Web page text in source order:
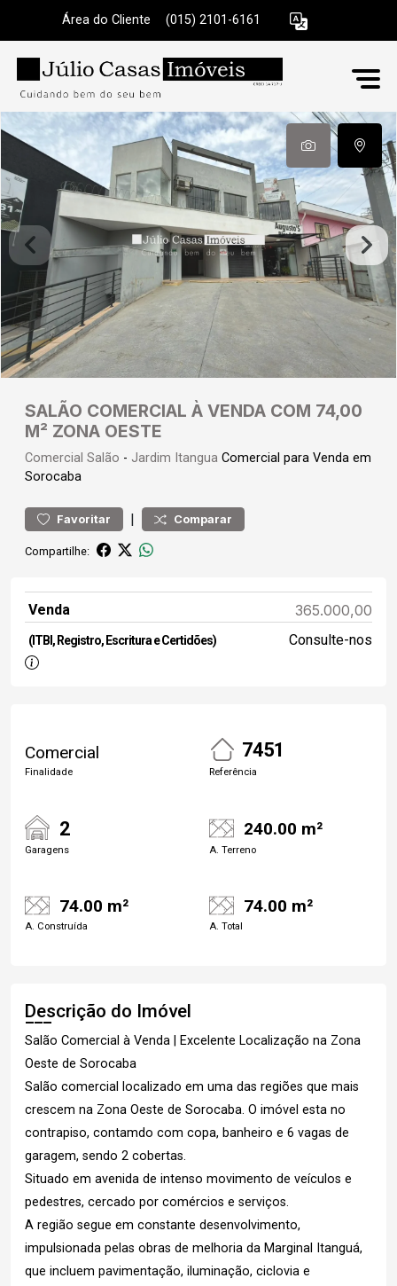
Área do Cliente (015) 2101-6161
SALÃO COMERCIAL À VENDA COM 74,00
M² ZONA OESTE
Comercial Salão - Jardim Itangua Comercial para Venda em
Sorocaba
Favoritar | Comparar
Compartilhe:
Venda 365.000,00
(ITBI, Registro, Escritura e Certidões) Consulte-nos
Comercial
Finalidade
7451
Referência
2
Garagens
240.00 m²
A. Terreno
74.00 m²
A. Construída
74.00 m²
A. Total
Descrição do Imóvel
Salão Comercial à Venda | Excelente Localização na Zona
Oeste de Sorocaba
Salão comercial localizado em uma das regiões que mais
crescem na Zona Oeste de Sorocaba. O imóvel esta no
contrapiso, contamdo com copa, banheiro e 6 vagas de
garagem, sendo 2 cobertas.
Situado em avenida de intenso movimento de veículos e
pedestres, cercado por comércios e serviços.
A região segue em constante desenvolvimento,
impulsionada pelas obras de melhoria da Marginal Itanguá,
que incluem pavimentação, iluminação, ciclovia e